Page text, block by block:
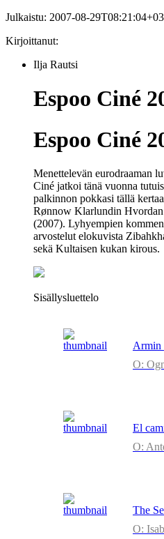
Julkaistu: 2007-08-
Kirjoittanut:
Ilja Rautsi
Espoo Ciné
Espoo Ciné
Menettelevän eurodraaman
Ciné jatkoi tänä vuonna
palkinnon pokkasi tällä
Rønnow Klarlundin
(2007). Lyhyempien
arvostelut elokuvista
sekä Kultaisen kukan kirous.
Sisällysluettelo
Armin
O:
El
O:
The
O: